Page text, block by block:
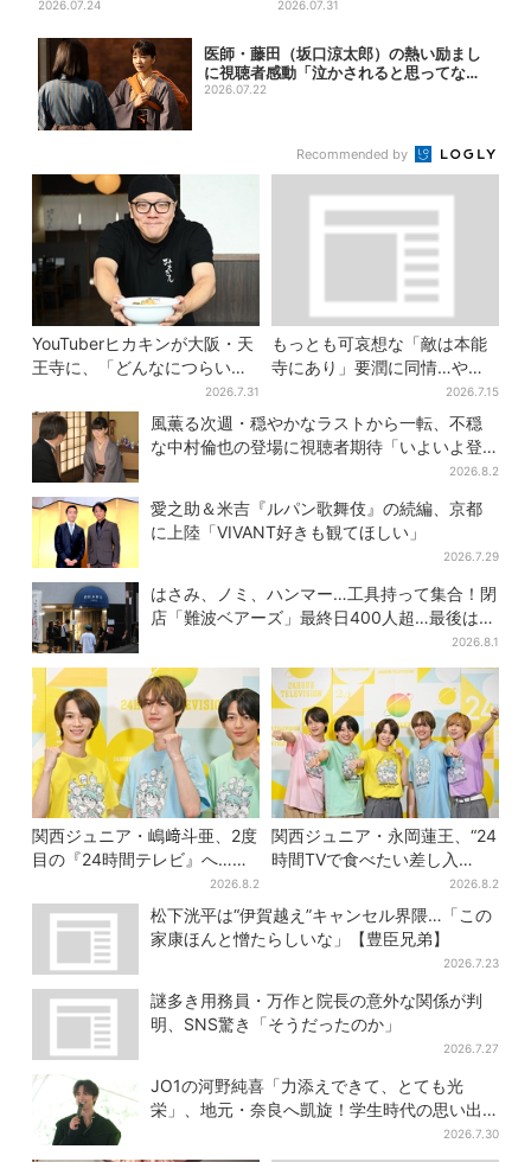
した」
2026.07.24
伝わったよね？」
2026.07.31
医師・藤田（坂口涼太郎）の熱い励まし
に視聴者感動「泣かされると思ってなか
った」
2026.07.22
Recommended by
YouTuberヒカキンが大阪・天
王寺に、「どんなにつらい時
でも…」ラーメン愛＆兄セイ
キンとの思い出を語る
2026.7.31
もっとも可哀想な「敵は本能
寺にあり」要潤に同情…やっ
てない“毒殺”、元上司の裏切
り【豊臣兄弟】
2026.7.15
風薫る次週・穏やかなラストから一転、不穏
な中村倫也の登場に視聴者期待「いよいよ登
2026.8.2
愛之助＆米吉『ルパン歌舞伎』の続編、京都
に上陸「VIVANT好きも観てほしい」
2026.7.29
はさみ、ノミ、ハンマー…工具持って集合！閉
店「難波ベアーズ」最終日400人超…最後は
2026.8.1
関西ジュニア・嶋﨑斗亜、2度
目の『24時間テレビ』へ…ほ
かのメンバーに助言「サポー
ターたるもの」
2026.8.2
関西ジュニア・永岡蓮王、“24
時間TVで食べたい差し入
れ”は？「キッチンカーが良い
です！」会場沸く
2026.8.2
松下洸平は“伊賀越え”キャンセル界隈…「この
家康ほんと憎たらしいな」【豊臣兄弟】
2026.7.23
謎多き用務員・万作と院長の意外な関係が判
明、SNS驚き「そうだったのか」
2026.7.27
JO1の河野純喜「力添えできて、とても光
栄」、地元・奈良へ凱旋！学生時代の思い出
2026.7.30